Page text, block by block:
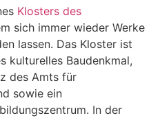
Klosters des
sich immer wieder Werke
lassen. Das Kloster ist
kulturelles Baudenkmal,
des Amts für
sowie ein
In der